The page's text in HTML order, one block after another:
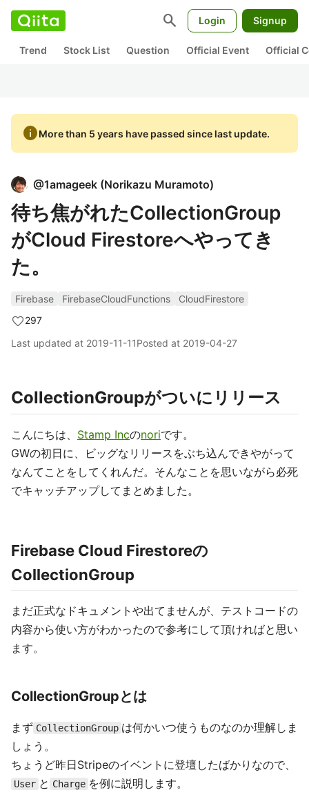
search Login Signup
Trend Stock List Question Official Event Official
infoMore than 5 years have passed since last update.
@1amageek (Norikazu Muramoto)
待ち焦がれたCollectionGroup
がCloud Firestoreへやってき
た。
Firebase FirebaseCloudFunctions
CloudFirestore
297
Last updated at 2019-11-11Posted at 2019-04-27
CollectionGroupがついにリリース
こんにちは、 Stamp Incのnoriです。
GWの初日に、ビッグなリリースをぶち込んできやがって
なんてことをしてくれんだ。そんなことを思いながら必死
でキャッチアップしてまとめました。
Firebase Cloud Firestoreの
CollectionGroup
まだ正式なドキュメントや出てませんが、テストコードの
内容から使い方がわかったので参考にして頂ければと思い
ます。
CollectionGroupとは
まず CollectionGroup は何かいつ使うものなのか理解しま
しょう。
ちょうど昨日Stripeのイベントに登壇したばかりなので、
User と Charge を例に説明します。